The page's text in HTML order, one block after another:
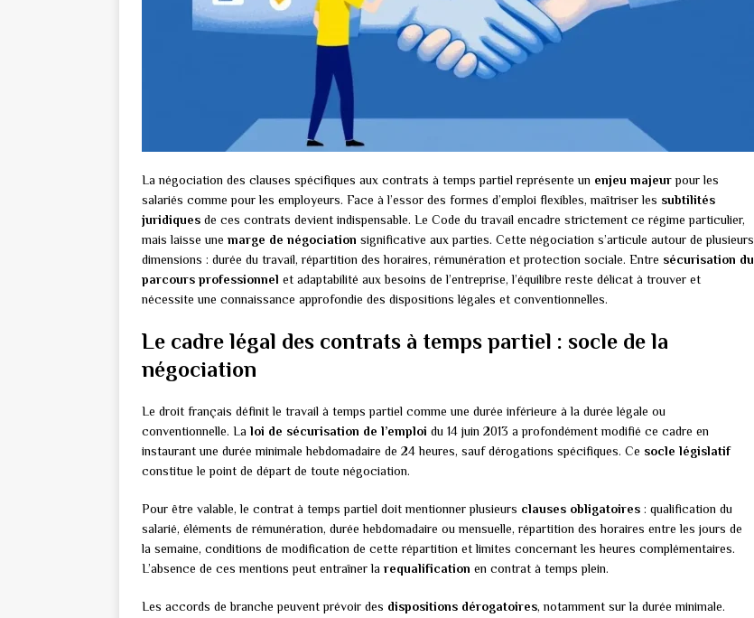
La négociation des clauses spécifiques aux contrats à temps partiel représente un enjeu majeurpour les
salariés comme pour les employeurs. Face à l’essor des formes d’emploi flexibles, maîtriser les subtilités
juridiques de ces contrats devient indispensable. Le Code du travail encadre strictement ce régime particulier,
mais laisse une marge de négociation significative aux parties. Cette négociation s’articule autour de plusieurs
dimensions : durée du travail, répartition des horaires, rémunération et protection sociale. Entre sécurisation du
parcours professionnel et adaptabilité aux besoins de l’entreprise, l’équilibre reste délicat à trouver et
nécessite une connaissance approfondie des dispositions légales et conventionnelles.
Le cadre légal des contrats à temps partiel : socle de la
négociation
Le droit français définit le travail à temps partiel comme une durée inférieure à la durée légale ou
conventionnelle. La loi de sécurisation de l’emploi du 14 juin 2013 a profondément modifié ce cadre en
instaurant une durée minimale hebdomadaire de 24 heures, sauf dérogations spécifiques. Ce socle législatif
constitue le point de départ de toute négociation.
Pour être valable, le contrat à temps partiel doit mentionner plusieurs clauses obligatoires : qualification du
salarié, éléments de rémunération, durée hebdomadaire ou mensuelle, répartition des horaires entre les jours de
la semaine, conditions de modification de cette répartition et limites concernant les heures complémentaires.
L’absence de ces mentions peut entraîner la requalification en contrat à temps plein.
Les accords de branche peuvent prévoir des dispositions dérogatoires, notamment sur la durée minimale.